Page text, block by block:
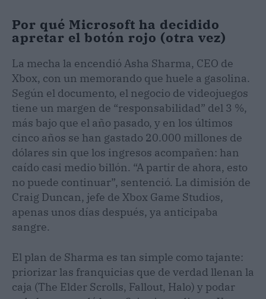
Por qué Microsoft ha decidido
apretar el botón rojo (otra vez)
La mecha la encendió Asha Sharma, CEO de
Xbox, con un memorando que huele a gasolina.
Según el documento, el negocio de videojuegos
tiene un margen de “responsabilidad” del 3 %,
más bajo que el año pasado, y en los últimos
cinco años se han gastado 20.000 millones de
dólares sin que los ingresos acompañen: han
caído casi medio billón. “A partir de ahora, esto
no puede continuar”, sentenció. La dimisión de
Craig Duncan, jefe de Xbox Game Studios,
apenas unos días después, ya anticipaba
sangre.
El plan de Sharma es tan simple como tajante:
priorizar las franquicias que de verdad llenan la
caja (The Elder Scrolls, Fallout, Halo) y podar